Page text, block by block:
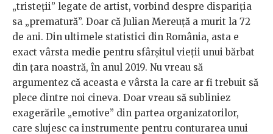
„tristeții” legate de artist, vorbind despre dispariția
sa „prematură”. Doar că Julian Mereuță a murit la 72
de ani. Din ultimele statistici din România, asta e
exact vârsta medie pentru sfârșitul vieții unui bărbat
din țara noastră, în anul 2019. Nu vreau să
argumentez că aceasta e vârsta la care ar fi trebuit să
plece dintre noi cineva. Doar vreau să subliniez
exagerările „emotive” din partea organizatorilor,
care slujesc ca instrumente pentru conturarea unui